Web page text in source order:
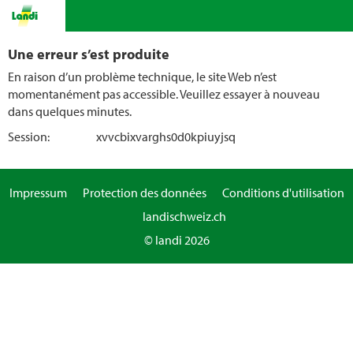
Une erreur s’est produite
En raison d’un problème technique, le site Web n’est
momentanément pas accessible. Veuillez essayer à nouveau
dans quelques minutes.
Session:
xvvcbixvarghs0d0kpiuyjsq
Impressum Protection des données
Conditions d'utilisation
landischweiz.ch
© landi 2026